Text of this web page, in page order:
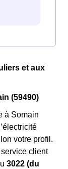
et aux
(59490)
à Somain
votre profil.
client
3022 (du